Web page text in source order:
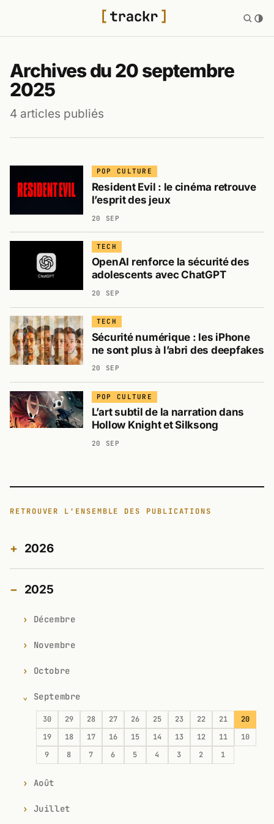
Archives du 20 septembre
2025
4 articles publiés
POP CULTURE
Resident Evil : le cinéma retrouve
l’esprit des jeux
20 SEP
TECH
OpenAI renforce la sécurité des
adolescents avec ChatGPT
20 SEP
TECH
Sécurité numérique : les iPhone
ne sont plus à l’abri des deepfakes
20 SEP
POP CULTURE
L’art subtil de la narration dans
Hollow Knight et Silksong
20 SEP
RETROUVER L'ENSEMBLE DES PUBLICATIONS
2026
2025
Décembre
Novembre
Octobre
Septembre
30 29 28 27 26 25 23 22 21
20
19
18 17 16 15 14 13 12 11
10
9
8 7 6 5 4 3 2 1
Août
Juillet